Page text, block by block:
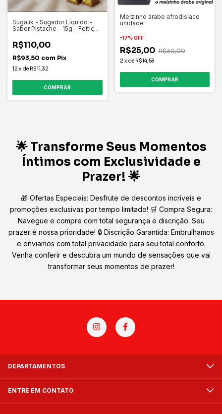
Sugalik - Sugador Líquido -
Sabor Pistache - 15g - Feitiços
R$110,00
R$93,50 com Pix
12 xde R$11,32
Melzinho árabe afrodisíaco
unidade
-17% OFF
R$25,00 R$30,00
2 xde R$14,58
🌟 Transforme Seus Momentos
Íntimos com Exclusividade e
Prazer! 🌟
🎁 Ofertas Especiais: Desfrute de descontos incríveis e
promoções exclusivas por tempo limitado! 🛒 Compra Segura:
Navegue e compre com total segurança e discrição. Seu
prazer é nossa prioridade! 🔒 Discrição Garantida: Embrulhamos
e enviamos com total privacidade para seu total conforto.
Venha conferir e descubra um mundo de sensações que vai
transformar seus momentos de prazer!
DEPARTAMENTOS
ENTRE EM CONTATO